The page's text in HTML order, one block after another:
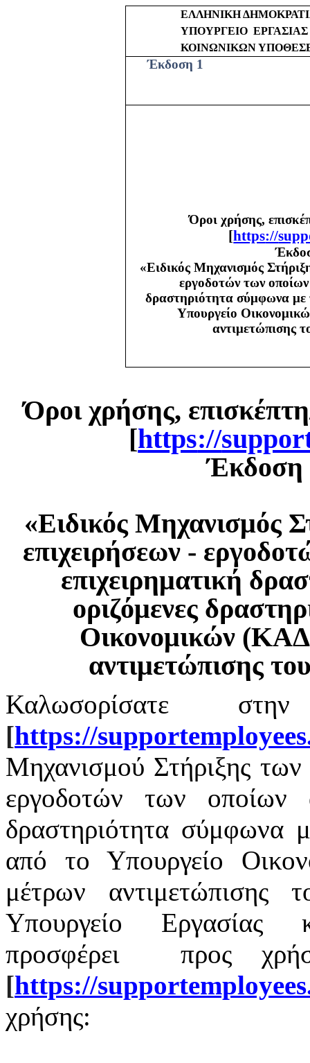
ΕΛΛΗΝΙΚΗ
ΥΠΟΥΡΓΕΙΟ
ΚΟΙΝΩΝΙΚΩΝ
Έκδοση 1
Όροι χρήσης,
[https://
«Ειδικός Μηχανισμός
εργοδοτών των οποίων
δραστηριότητα σύμφωνα με
Υπουργείο
αντιμετώπισης
Όροι χρήσης,
[https://
Έκδοση
«Ειδικός Μηχανισμός
επιχειρήσεων -
επιχειρηματική
οριζόμενες
Οικονομικών
αντιμετώπισης
Καλωσορίσατε
[https://supportemployees
Μηχανισμού Στήριξης
εργοδοτών των οποίων
δραστηριότητα σύμφωνα
από το Υπουργείο
μέτρων αντιμετώπισης
Υπουργείο Εργασίας
προσφέρει
προς
[https://supportemployees
χρήσης: